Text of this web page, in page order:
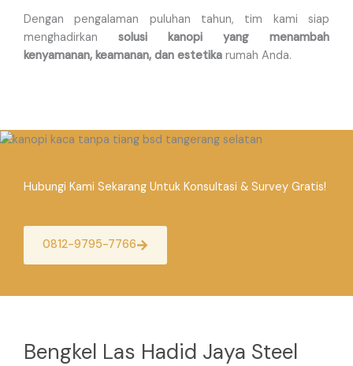
Dengan pengalaman puluhan tahun, tim kami siap
menghadirkan solusi kanopi yang menambah
kenyamanan, keamanan, dan estetika rumah Anda.
Hubungi Kami Sekarang Untuk Konsultasi & Survey Gratis!
0812-9795-7766
Bengkel Las Hadid Jaya Steel